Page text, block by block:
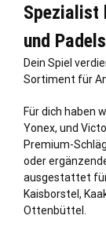
Spezialist
und
Dein Spiel
Sortiment für
Für dich haben
Yonex, und
Premium-
oder
ausgestattet
Kaisborstel ,
Ottenbüttel